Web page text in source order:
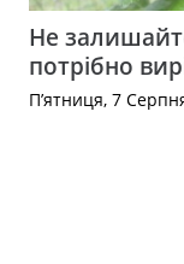
Не
потрібно
П’ятниця, 7